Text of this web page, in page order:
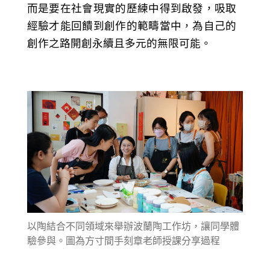
而是要在社會現實的歷練中得到啟發，吸取
經驗才能回饋到創作的範疇當中，為自己的
創作之路開創永續且多元的無限可能。
以陶結合不同領域來舉辦波蘭陶工作坊，讓同學體
驗參與。圖為方寸間手刻章老師授課分享過程